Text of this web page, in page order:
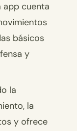
app cuenta
básicos
y
la
la
y ofrece